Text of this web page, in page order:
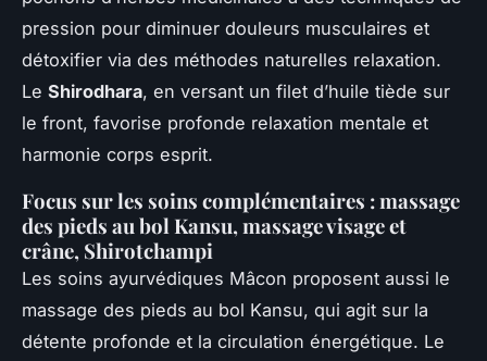
pression pour diminuer douleurs musculaires et
détoxifier via des méthodes naturelles relaxation.
Le Shirodhara, en versant un filet d’huile tiède sur
le front, favorise profonde relaxation mentale et
harmonie corps esprit.
Focus sur les soins complémentaires : massage
des pieds au bol Kansu, massage visage et
crâne, Shirotchampi
Les soins ayurvédiques Mâcon proposent aussi le
massage des pieds au bol Kansu, qui agit sur la
détente profonde et la circulation énergétique. Le